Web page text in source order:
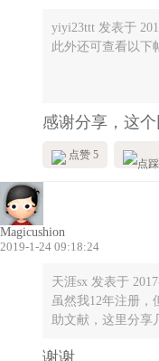
yiyi23ttt 发表于
此外还可查看以下
感谢分享，这个
点赞 5
Magicushion
2019-1-24 09:18:24
天涯sx 发表于
虽然我12年注册，
助文献，这里分享
谢谢